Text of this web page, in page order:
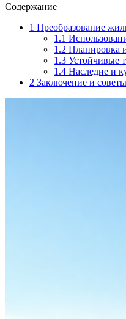
Содержание
1 Преобразование
1.1
1.2 Планировка
1.3 Устойчивые
1.4 Наследие и
2 Заключение и